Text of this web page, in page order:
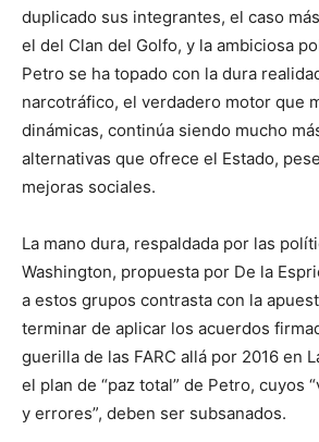
duplicado sus integrantes, el caso
el del Clan del Golfo, y la ambiciosa
Petro se ha topado con la dura
narcotráfico, el verdadero motor que
dinámicas, continúa siendo mucho
alternativas que ofrece el Estado,
mejoras sociales.
La mano dura, respaldada por las
Washington, propuesta por De la
a estos grupos contrasta con la
terminar de aplicar los acuerdos
guerilla de las FARC allá por 2016 en
el plan de “paz total” de Petro, cuyos
y errores”, deben ser subsanados.